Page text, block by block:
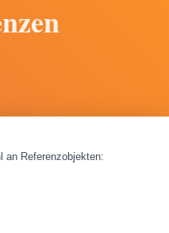
an Referenzobjekten: